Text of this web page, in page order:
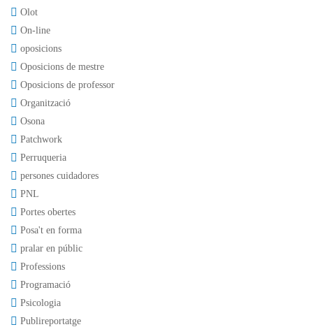
Olot
On-line
oposicions
Oposicions de mestre
Oposicions de professor
Organització
Osona
Patchwork
Perruqueria
persones cuidadores
PNL
Portes obertes
Posa't en forma
pralar en públic
Professions
Programació
Psicologia
Publireportatge